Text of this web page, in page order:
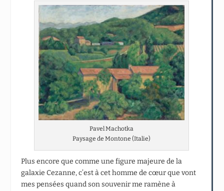
Pavel Machotka
Paysage de Montone (Italie)
Plus encore que comme une figure majeure de la
galaxie Cezanne, c’est à cet homme de cœur que vont
mes pensées quand son souvenir me ramène à